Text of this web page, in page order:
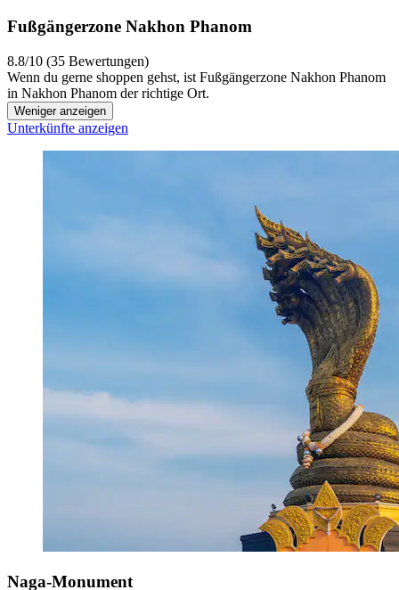
Fußgängerzone Nakhon Phanom
8.8/10 (35 Bewertungen)
Wenn du gerne shoppen gehst, ist Fußgängerzone Nakhon Phanom
in Nakhon Phanom der richtige Ort.
Weniger anzeigen
Unterkünfte anzeigen
Naga-Monument